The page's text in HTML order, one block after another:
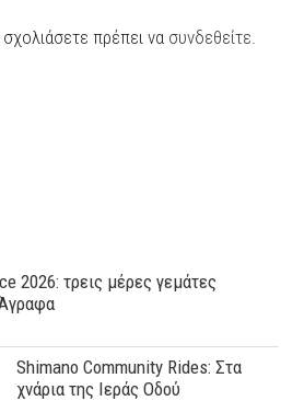
σχολιάσετε πρέπει να συνδεθείτε
2026: τρεις μέρες γεμάτες
Shimano Community Rides: Στα
χνάρια της Ιεράς Οδού